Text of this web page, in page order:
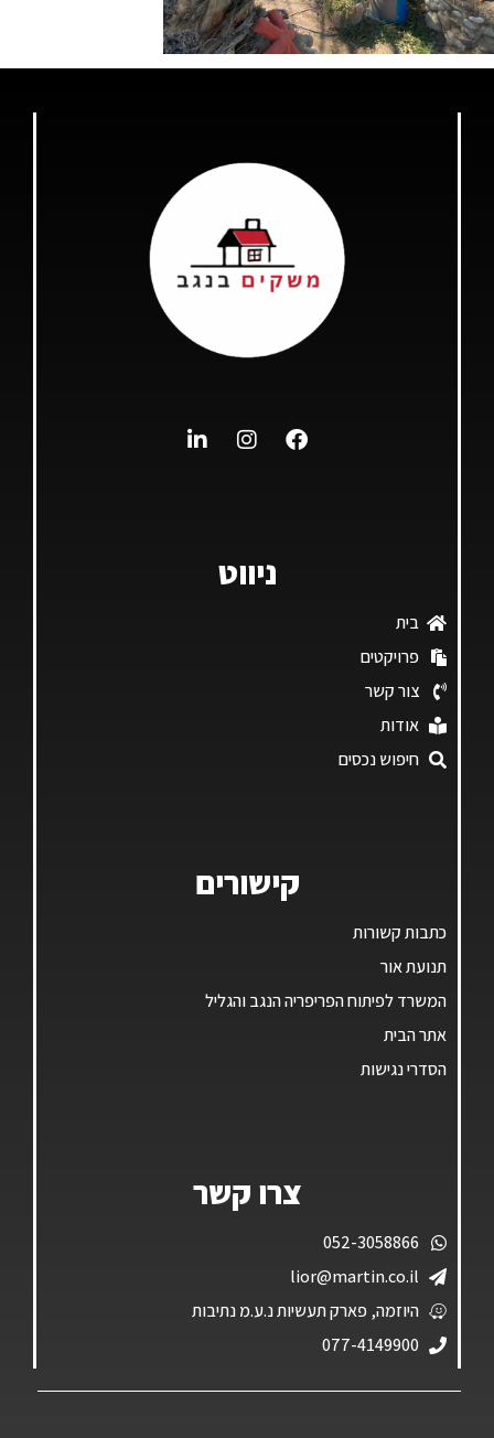
ניווט
בית
פרויקטים
צור קשר
אודות
חיפוש נכסים
קישורים
כתבות קשורות
תנועת אור
המשרד לפיתוח הפריפריה הנגב והגליל
אתר הבית
הסדרי נגישות
צרו קשר
052-3058866
lior@martin.co.il
היוזמה, פארק תעשיות נ.ע.מ נתיבות
077-4149900